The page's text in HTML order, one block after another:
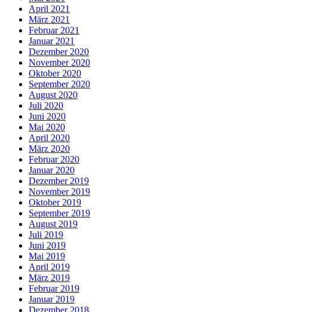
April 2021
März 2021
Februar 2021
Januar 2021
Dezember 2020
November 2020
Oktober 2020
September 2020
August 2020
Juli 2020
Juni 2020
Mai 2020
April 2020
März 2020
Februar 2020
Januar 2020
Dezember 2019
November 2019
Oktober 2019
September 2019
August 2019
Juli 2019
Juni 2019
Mai 2019
April 2019
März 2019
Februar 2019
Januar 2019
Dezember 2018